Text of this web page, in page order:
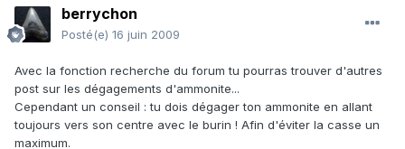
berrychon
Posté(e) 16 juin 2009
Avec la fonction recherche du forum tu pourras trouver d'autres
post sur les dégagements d'ammonite...
Cependant un conseil : tu dois dégager ton ammonite en allant
toujours vers son centre avec le burin ! Afin d'éviter la casse un
maximum.